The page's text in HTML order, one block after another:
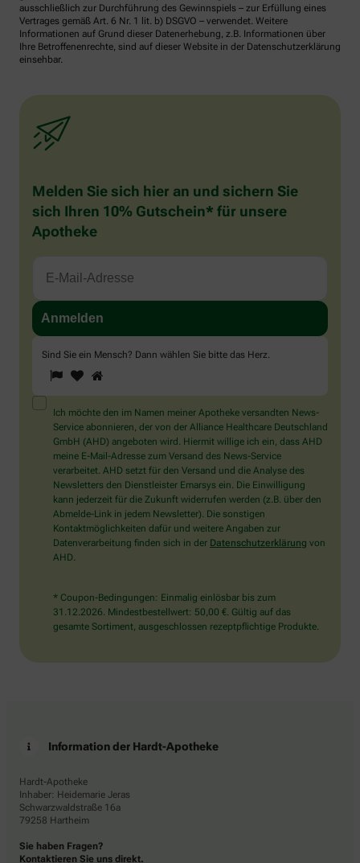
ausschließlich zur Durchführung des Gewinnspiels – zur Erfüllung eines
Vertrages gemäß Art. 6 Nr. 1 lit. b) DSGVO – verwendet. Weitere
Informationen auf Grund dieser Datenerhebung, z.B. Informationen über
Ihre Betroffenenrechte, sind auf dieser Website in der Datenschutzerklärung
einsehbar.
Melden Sie sich hier an und sichern Sie
sich Ihren 10% Gutschein* für unsere
Apotheke
Sind Sie ein Mensch? Dann wählen Sie bitte das Herz
Sind
Sie
ein
Mensch?
Dann
wählen
Sie
bitte
das
Herz.
1 2
Ich möchte den im Namen meiner Apotheke versandten News-
Service abonnieren, der von der Alliance Healthcare Deutschland
GmbH (AHD) angeboten wird. Hiermit willige ich ein, dass AHD
meine E-Mail-Adresse zum Versand des News-Service
verarbeitet. AHD setzt für den Versand und die Analyse des
Newsletters den Dienstleister Emarsys ein. Die Einwilligung
kann jederzeit für die Zukunft widerrufen werden (z.B. über den
Abmelde-Link in jedem Newsletter). Die sonstigen
Kontaktmöglichkeiten dafür und weitere Angaben zur
Datenverarbeitung finden sich in der Datenschutzerklärung von
AHD.
* Coupon-Bedingungen: Einmalig einlösbar bis zum
31.12.2026. Mindestbestellwert: 50,00 €. Gültig auf das
gesamte Sortiment, ausgeschlossen rezeptpflichtige Produkte.
Information der Hardt-Apotheke
Hardt-Apotheke
Inhaber: Heidemarie Jeras
Schwarzwaldstraße 16a
79258 Hartheim
Sie haben Fragen?
Kontaktieren Sie uns direkt.